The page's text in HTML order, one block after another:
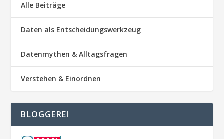
Alle Beiträge
Daten als Entscheidungswerkzeug
Datenmythen & Alltagsfragen
Verstehen & Einordnen
BLOGGEREI